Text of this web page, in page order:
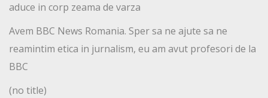
aduce in corp zeama de varza
Avem BBC News Romania. Sper sa ne ajute sa ne
reamintim etica in jurnalism, eu am avut profesori de la
BBC
(no title)